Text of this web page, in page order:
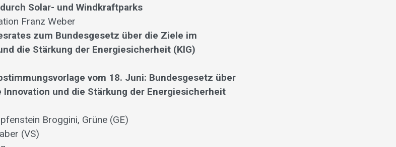
Solar- und Windkraftparks
Franz Weber
zum Bundesgesetz über die Ziele im
die Stärkung der Energiesicherheit (KlG)
vom 18. Juni: Bundesgesetz über
und die Stärkung der Energiesicherheit
Broggini, Grüne (GE)
(VS)